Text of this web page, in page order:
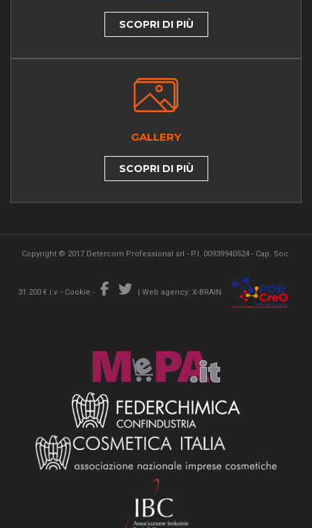
SCOPRI DI PIÙ
GALLERY
SCOPRI DI PIÙ
Copyright © 2017 Detercom Professional srl - P.I. 00939940524 - Cap. Soc.
31.200 € i.v. - Cookie - | Web agency: X-BRAIN